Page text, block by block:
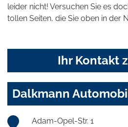
leider nicht! Versuchen Sie es
tollen Seiten, die Sie oben in der
Ihr Kontakt
Dalkmann
Adam-Opel-Str. 1